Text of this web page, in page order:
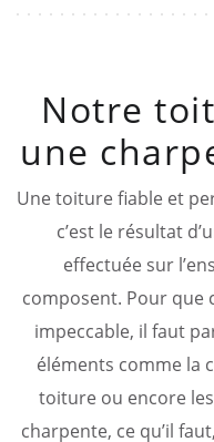
Notre
une
Une toiture fiable et
c’est le résultat
effectuée sur
composent. Pour que
impeccable, il faut
éléments comme la
toiture ou encore
charpente, ce qu’il